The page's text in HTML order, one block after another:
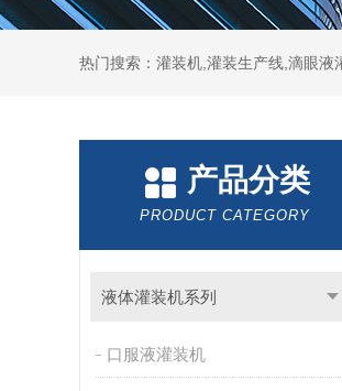
热门搜索：灌装机,灌装生产线,滴眼
产品分类
PRODUCT CATEGORY
液体灌装机系列
口服液灌装机